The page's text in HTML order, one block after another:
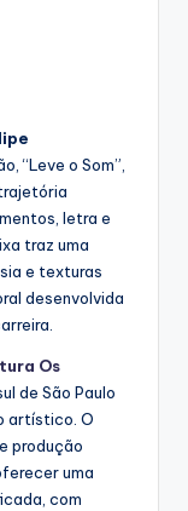
“Leve o Som”,
letra e
traz uma
e texturas
desenvolvida
Os
de São Paulo
artístico. O
produção
uma
com